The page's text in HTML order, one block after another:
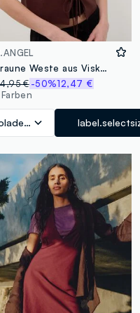
Braune Weste aus Viskose-Leinen-Mix, Regular Fit
€ -50%12,47 €
Farben